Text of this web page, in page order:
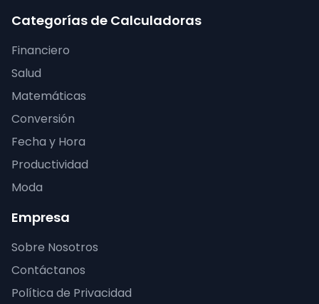
Categorías de Calculadoras
Financiero
Salud
Matemáticas
Conversión
Fecha y Hora
Productividad
Moda
Empresa
Sobre Nosotros
Contáctanos
Política de Privacidad